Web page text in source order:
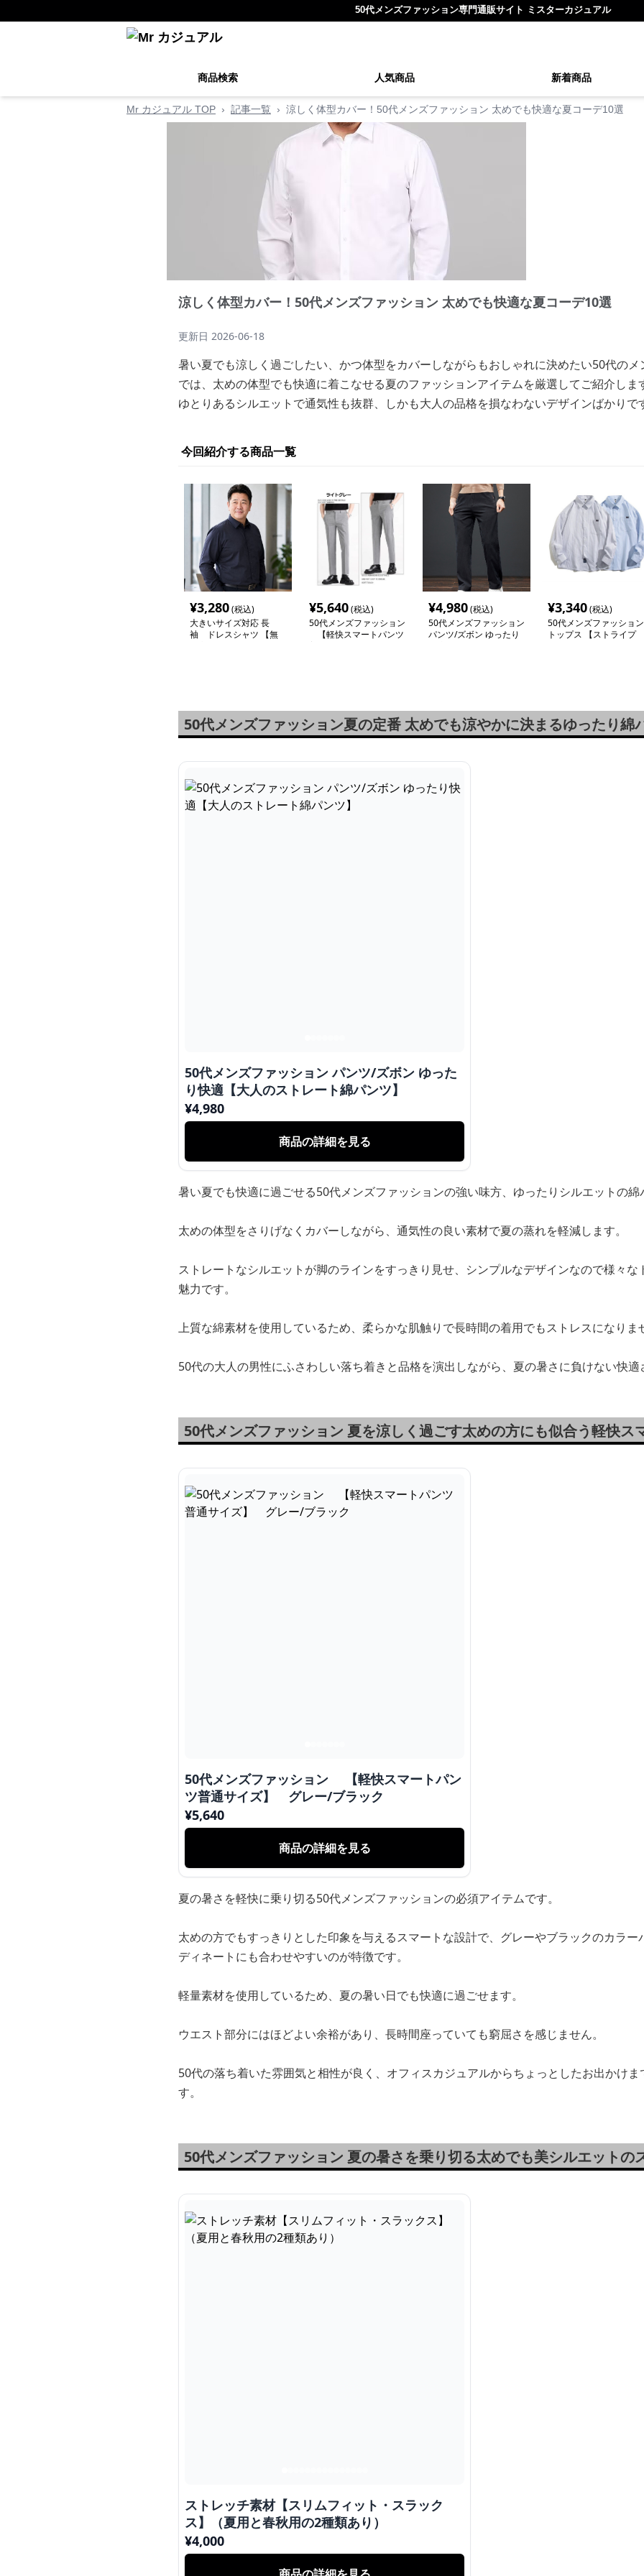
50代メンズファッション専門通販サイト ミスターカジュアル
商品検索 人気商品 新着商品
Mr カジュアル TOP › 記事一覧 › 涼しく体型カバー！50代メンズファッション 太めでも快適な夏コーデ10選
涼しく体型カバー！50代メンズファッション 太めでも快適な夏コーデ10選
更新日 2026-06-18
暑い夏でも涼しく過ごしたい、かつ体型をカバーしながらもおしゃれに決めたい50代の
では、太めの体型でも快適に着こなせる夏のファッションアイテムを厳選してご紹介しま
ゆとりあるシルエットで通気性も抜群、しかも大人の品格を損なわないデザインばかりで
今回紹介する商品一覧
¥3,280(税込)
大きいサイズ対応 長
袖 ドレスシャツ 【無
¥5,640(税込)
50代メンズファッション
【軽快スマートパンツ
普通サイズ】 グレー/
¥4,980(税込)
50代メンズファッション
パンツ/ズボン ゆったり
¥3,340(税込)
50代メンズファッション
トップス 【ストライプ
50代メンズファッション夏の定番 太めでも涼やかに決まるゆったり綿
50代メンズファッション パンツ/ズボン ゆった
り快適【大人のストレート綿パンツ】
¥4,980
商品の詳細を見る
暑い夏でも快適に過ごせる50代メンズファッションの強い味方、ゆったりシルエットの綿
太めの体型をさりげなくカバーしながら、通気性の良い素材で夏の蒸れを軽減します。
ストレートなシルエットが脚のラインをすっきり見せ、シンプルなデザインなので様々
魅力です。
上質な綿素材を使用しているため、柔らかな肌触りで長時間の着用でもストレスになりま
50代の大人の男性にふさわしい落ち着きと品格を演出しながら、夏の暑さに負けない快適
50代メンズファッション 夏を涼しく過ごす太めの方にも似合う軽快ス
50代メンズファッション 【軽快スマートパン
ツ普通サイズ】 グレー/ブラック
¥5,640
商品の詳細を見る
夏の暑さを軽快に乗り切る50代メンズファッションの必須アイテムです。
太めの方でもすっきりとした印象を与えるスマートな設計で、グレーやブラックのカラ
ディネートにも合わせやすいのが特徴です。
軽量素材を使用しているため、夏の暑い日でも快適に過ごせます。
ウエスト部分にはほどよい余裕があり、長時間座っていても窮屈さを感じません。
50代の落ち着いた雰囲気と相性が良く、オフィスカジュアルからちょっとしたお出かけま
す。
50代メンズファッション 夏の暑さを乗り切る太めでも美シルエットの
ストレッチ素材【スリムフィット・スラック
ス】（夏用と春秋用の2種類あり）
¥4,000